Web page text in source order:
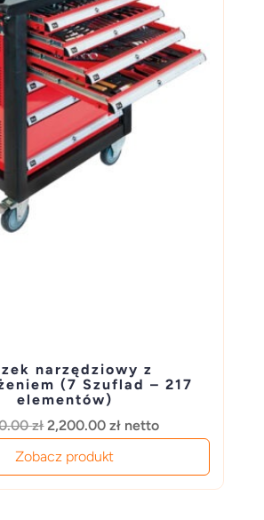
narzędziowy z
(7 Szuflad – 217
elementów)
złPierwotna
wynosiła:
2,600.00 zł.
2,200.00złAktualna
wynosi:
2,200.00 zł.
netto
Zobacz produkt